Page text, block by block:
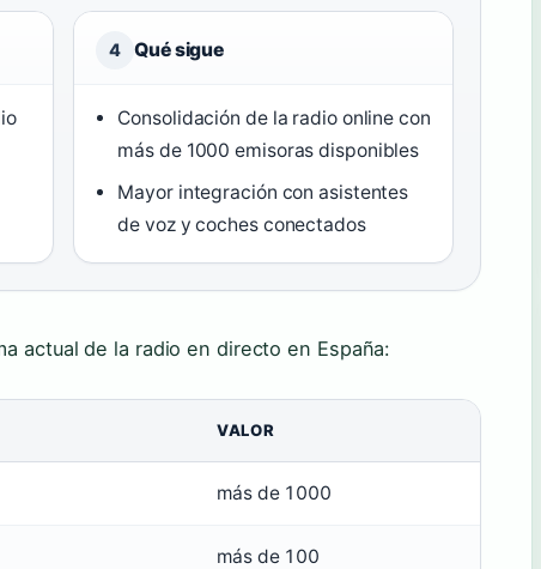
4 Qué sigue
Consolidación de la radio online con
más de 1000 emisoras disponibles
Mayor integración con asistentes
de voz y coches conectados
actual de la radio en directo en España:
VALOR
más de 1000
más de 100